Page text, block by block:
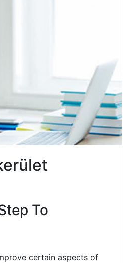
To
certain aspects of